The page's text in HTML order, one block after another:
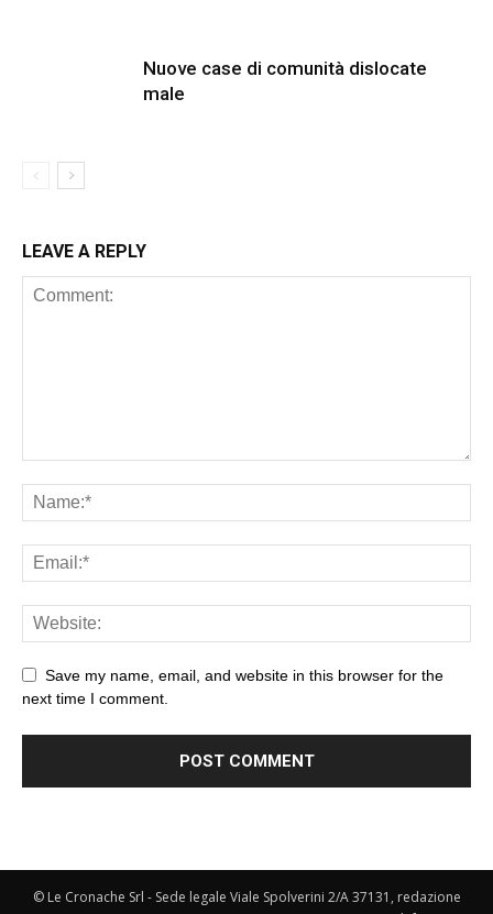
Nuove case di comunità dislocate
male
LEAVE A REPLY
Save my name, email, and website in this browser for the
next time I comment.
© Le Cronache Srl - Sede legale Viale Spolverini 2/A 37131, redazione